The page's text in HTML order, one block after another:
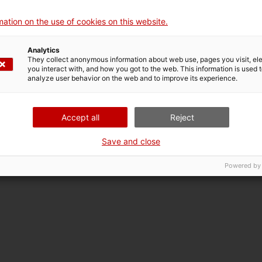
una prova manifesta d'una cosa', es fan servir les
donar testimoniodeixar testimoni. Per exemple:
dit anteriorment, signem aquest document
actual
on the use of cookies on this website.
Analytics
They collect anonymous information about web use, pages you visit,
you interact with, and how you got to the web. This information is used
analyze user behavior on the web and to improve its experience.
Accept all Reject
Save and close
Powered by